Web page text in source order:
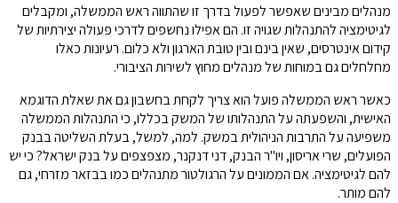
מנהלים מבינים שאפשר לפעול בדרך זו שהתווה ראש הממשלה, ומקבלים
לגיטימציה להתנהלות שגויה זו. הם אפילו נחשפים לדרכי פעולה יצירתיות של
קידום אינטרסים, שאין בינם ובין טובת הארגון ולא כלום. רעיונות כאלו
מחלחלים גם במוחות של מנהלים מחוץ לשירות הציבורי.
כאשר ראש הממשלה פועל הוא צריך לקחת בחשבון גם את שאלת הדוגמא
האישית, והשפעתה על התנהלותו של המשק בכללו, כי התנהלות הממשלה
משפיעה על התרבות הניהולית במשק. למה, למשל, בעלת השליטה בבנק
הפועלים, שרי אריסון, ויו"ר הבנק, דני דנקנר, מצפצפים על בנק ישראל? כי יש
להם לגיטימציה. אם הממונים על הרגולטור מתנהלים כמו בבזאר מזרחי, גם
להם מותר.